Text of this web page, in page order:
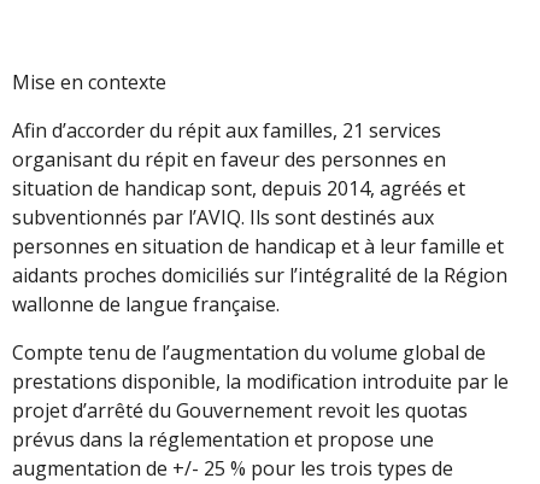
Mise en contexte
Afin d’accorder du répit aux familles, 21 services
organisant du répit en faveur des personnes en
situation de handicap sont, depuis 2014, agréés et
subventionnés par l’AVIQ. Ils sont destinés aux
personnes en situation de handicap et à leur famille et
aidants proches domiciliés sur l’intégralité de la Région
wallonne de langue française.
Compte tenu de l’augmentation du volume global de
prestations disponible, la modification introduite par le
projet d’arrêté du Gouvernement revoit les quotas
prévus dans la réglementation et propose une
augmentation de +/- 25 % pour les trois types de